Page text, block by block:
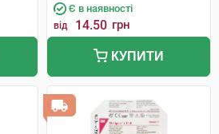
Є в наявності
від 14.50 грн
КУПИТИ